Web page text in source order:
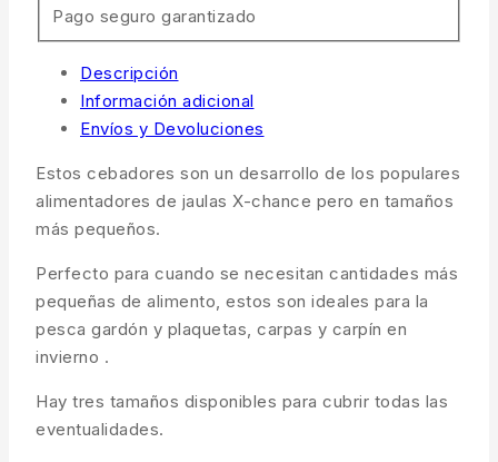
Pago seguro garantizado
Descripción
Información adicional
Envíos y Devoluciones
Estos cebadores son un desarrollo de los populares
alimentadores de jaulas X-chance pero en tamaños
más pequeños.
Perfecto para cuando se necesitan cantidades más
pequeñas de alimento, estos son ideales para la
pesca gardón y plaquetas, carpas y carpín en
invierno .
Hay tres tamaños disponibles para cubrir todas las
eventualidades.